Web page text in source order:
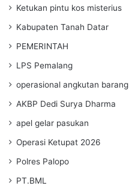
Ketukan pintu kos misterius
Kabupaten Tanah Datar
PEMERINTAH
LPS Pemalang
operasional angkutan barang
AKBP Dedi Surya Dharma
apel gelar pasukan
Operasi Ketupat 2026
Polres Palopo
PT.BML